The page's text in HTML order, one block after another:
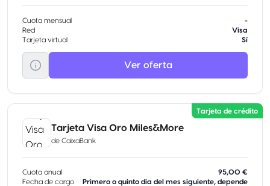
Cuota mensual
-
Red
Visa
Tarjeta virtual
Sí
Ver oferta
Tarjeta de crédito
Tarjeta Visa Oro Miles&More
de CaixaBank
Cuota anual
95,00 €
Fecha de cargo
Primero o quinto dia del mes siguiente, depende